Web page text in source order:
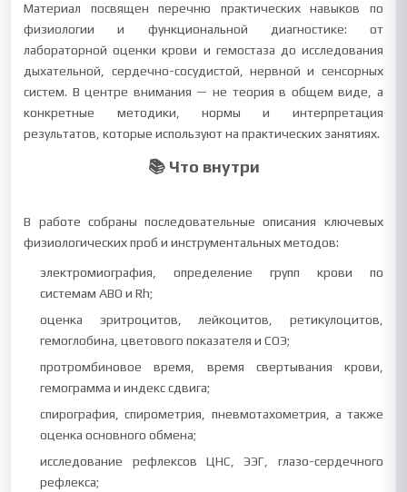
Материал посвящен перечню практических навыков по
физиологии и функциональной диагностике: от
лабораторной оценки крови и гемостаза до исследования
дыхательной, сердечно-сосудистой, нервной и сенсорных
систем. В центре внимания — не теория в общем виде, а
конкретные методики, нормы и интерпретация
результатов, которые используют на практических занятиях.
📚 Что внутри
В работе собраны последовательные описания ключевых
физиологических проб и инструментальных методов:
электромиография, определение групп крови по
системам ABO и Rh;
оценка эритроцитов, лейкоцитов, ретикулоцитов,
гемоглобина, цветового показателя и СОЭ;
протромбиновое время, время свертывания крови,
гемограмма и индекс сдвига;
спирография, спирометрия, пневмотахометрия, а также
оценка основного обмена;
исследование рефлексов ЦНС, ЭЭГ, глазо-сердечного
рефлекса;